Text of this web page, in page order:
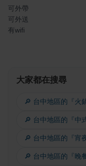
可外帶
可外送
有wifi
大家都在搜尋
🔎 台中地區的『火
🔎 台中地區的『中
🔎 台中地區的『宵
🔎 台中地區的『晚